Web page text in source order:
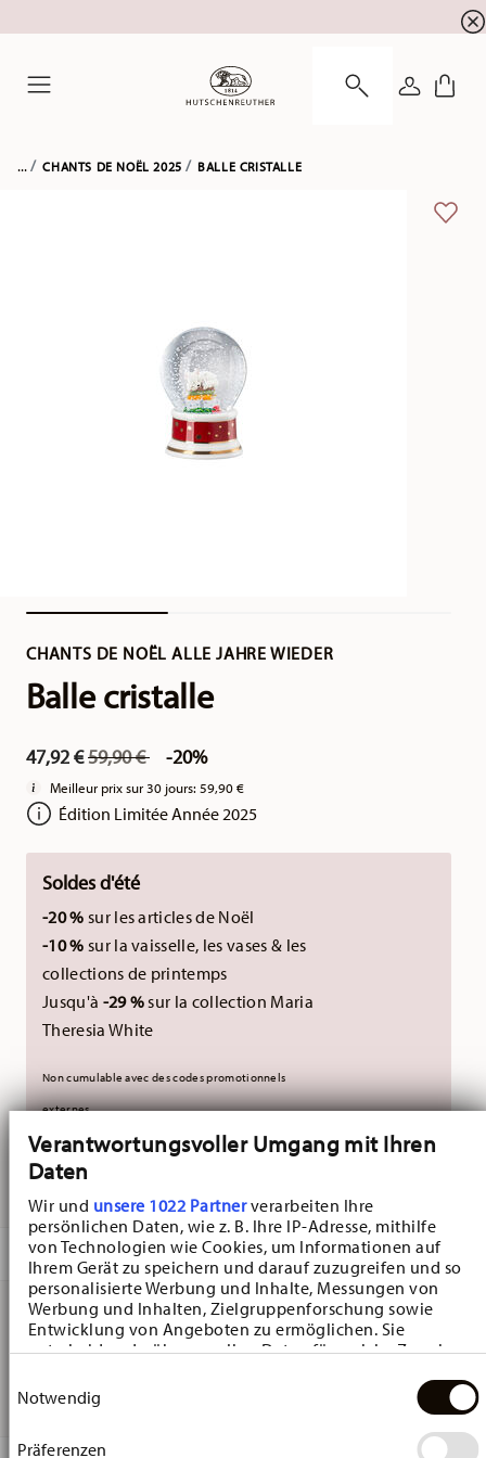
Verantwortungsvoller Umgang mit Ihren
Daten
Wir und unsere 1022 Partnerverarbeiten Ihre
persönlichen Daten, wie z. B. Ihre IP-Adresse, mithilfe
von Technologien wie Cookies, um Informationen auf
Ihrem Gerät zu speichern und darauf zuzugreifen und so
personalisierte Werbung und Inhalte, Messungen von
Werbung und Inhalten, Zielgruppenforschung sowie
Entwicklung von Angeboten zu ermöglichen. Sie
entscheiden darüber, wer Ihre Daten für welche Zwecke
Cookie-Erklärung oder durch Klicken auf das Privacy
Trigger Symbol ändern oder widerrufen
Wenn Sie es erlauben, würden wir auch gerne:
Notwendig
Präferenzen
l'inscription à la
... CHANTS DE NOËL 2025 BALLE CRISTALLE
CHANTS DE NOËL ALLE JAHRE WIEDER
Balle cristalle
47,92 €Price reduced from
59,90 €to -20%
Meilleur prix sur 30 jours:59,90 €
Édition Limitée Année 2025
Soldes d'été
-20 % sur les articles de Noël
-10 % sur la vaisselle, les vases & les
collections de printemps
Jusqu'à -29 %sur la collection Maria
Theresia White
Non cumulable avec des codes promotionnels
externes.
LIVRÉ EN 5-7 JOURS OUVRABLES
DESCRIPTION
Hutschenreuther Sammelserie 2025 Alle Jahre wieder